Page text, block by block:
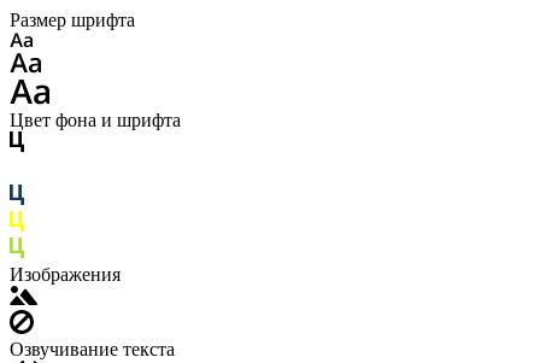
Размер шрифта
Цвет фона и шрифта
Изображения
Озвучивание текста